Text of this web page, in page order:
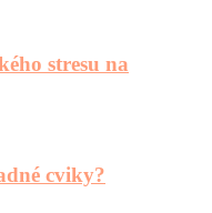
stresu na
cviky?